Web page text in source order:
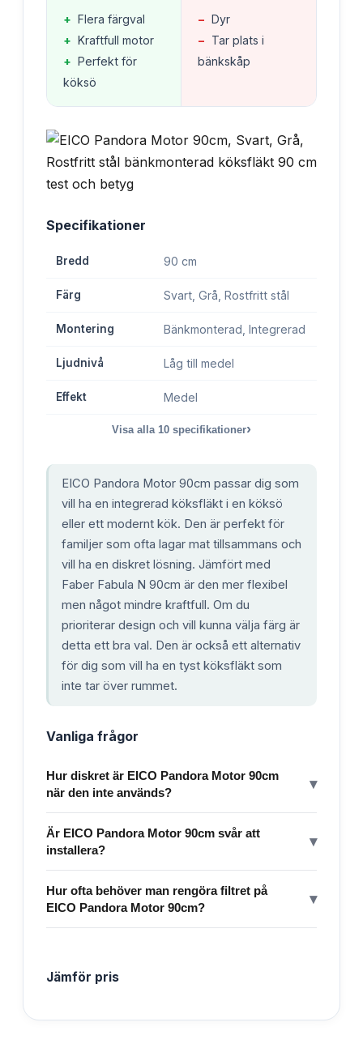
+ Flera färgval
+ Kraftfull motor
+ Perfekt för
köksö
− Dyr
− Tar plats i
bänkskåp
Specifikationer
Bredd 90 cm
Färg Svart, Grå, Rostfritt stål
Montering Bänkmonterad, Integrerad
Ljudnivå Låg till medel
Effekt Medel
Visa alla 10 specifikationer›
EICO Pandora Motor 90cm passar dig som
vill ha en integrerad köksfläkt i en köksö
eller ett modernt kök. Den är perfekt för
familjer som ofta lagar mat tillsammans och
vill ha en diskret lösning. Jämfört med
Faber Fabula N 90cm är den mer flexibel
men något mindre kraftfull. Om du
prioriterar design och vill kunna välja färg är
detta ett bra val. Den är också ett alternativ
för dig som vill ha en tyst köksfläkt som
inte tar över rummet.
Vanliga frågor
Hur diskret är EICO Pandora Motor 90cm
när den inte används?
▾
Är EICO Pandora Motor 90cm svår att
installera?
▾
Hur ofta behöver man rengöra filtret på
EICO Pandora Motor 90cm?
▾
Jämför pris